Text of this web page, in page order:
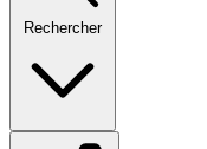
Rechercher